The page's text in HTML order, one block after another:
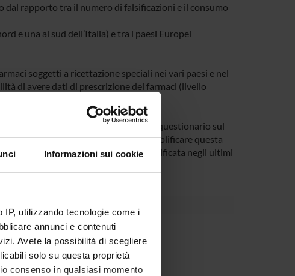
Informazioni sui cookie
utilizzando tecnologie come i
annunci e contenuti
Avete la possibilità di scegliere
solo su questa proprietà
consenso in qualsiasi momento
dal rapporto tra il numero di falsificazioni e il consumo
e una al sud dell’Italia) e tra i paesi Europei
soggetti a ricettazione speciali nei vari paesi e nel
di avere dati di prescrizione dei farmaci (livello
ad un campione di farmacie un questionario sul
i risultati del Belgio per esemplificare questa
riportato almeno una prescrizione falsificata negli ultimi
department